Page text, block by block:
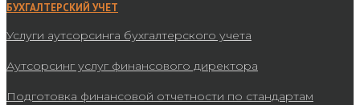
БУХГАЛТЕРСКИЙ УЧЕТ
Услуги аутсорсинга бухгалтерского учета
Аутсорсинг услуг финансового директора
Подготовка финансовой отчетности по стандартам